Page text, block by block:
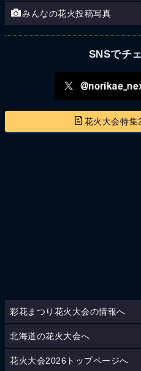
みんなの花火投稿写真
SNSでチ
花火大会特集
彩花まつり花火大会の情報へ
北海道の花火大会へ
花火大会2026トップページへ